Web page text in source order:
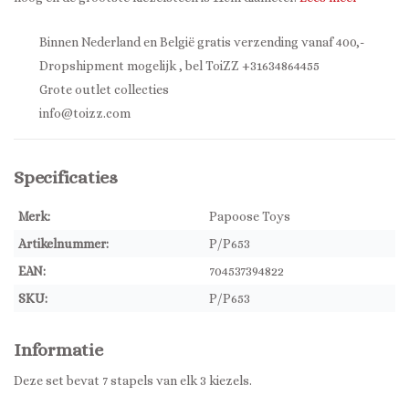
Binnen Nederland en België gratis verzending vanaf 400,-
Dropshipment mogelijk , bel ToiZZ +31634864455
Grote outlet collecties
info@toizz.com
Specificaties
Merk:
Papoose Toys
Artikelnummer:
P/P653
EAN:
704537394822
SKU:
P/P653
Informatie
Deze set bevat 7 stapels van elk 3 kiezels.